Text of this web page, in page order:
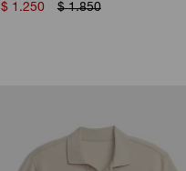
$ 1.250 $ 1.850